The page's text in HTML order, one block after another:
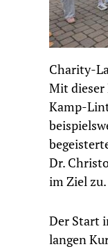
Charity-
Mit dieser
Kamp-
Dr.
im Ziel zu.
Der Start
langen